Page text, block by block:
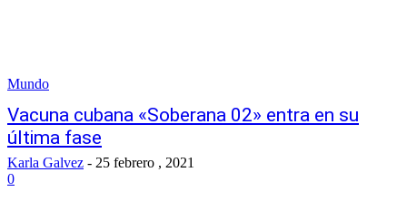
Mundo
Vacuna cubana «Soberana 02» entra en su
última fase
Karla Galvez - 25 febrero , 2021
0